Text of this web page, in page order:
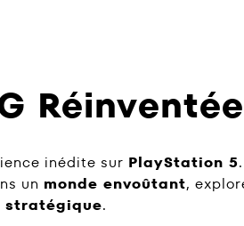
inédite sur PlayStation 5
un monde envoûtant,
stratégique.